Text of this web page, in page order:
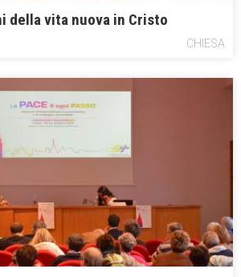
della vita nuova in Cristo
CHIESA